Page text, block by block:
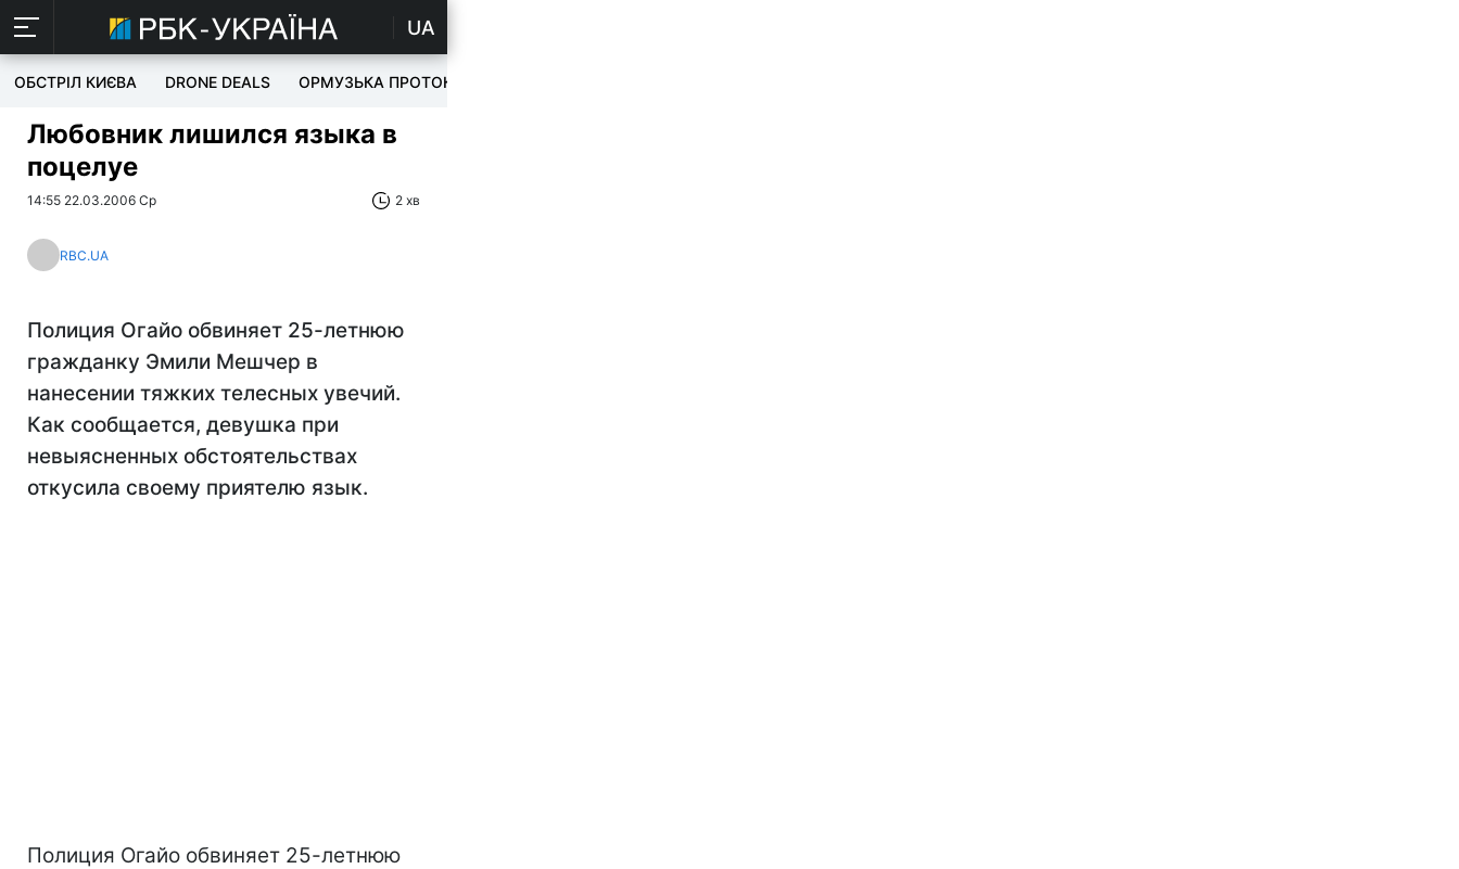
UA
ОБСТРІЛ КИЄВА DRONE DEALS ОРМУЗЬКА ПРОТОКА
Любовник лишился языка в
поцелуе
14:55 22.03.2006 Ср 2 хв
RBC.UA
Полиция Огайо обвиняет 25-летнюю
гражданку Эмили Мешчер в
нанесении тяжких телесных увечий.
Как сообщается, девушка при
невыясненных обстоятельствах
откусила своему приятелю язык.
Полиция Огайо обвиняет 25-летнюю